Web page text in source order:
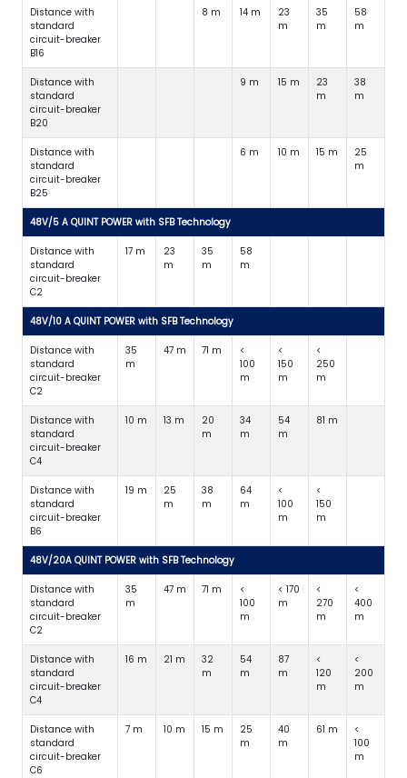
Distance with
standard
circuit-breaker
B16
8 m 14 m
23
m
35
m
58
m
Distance with
standard
circuit-breaker
B20
9 m 15 m
23
m
38
m
Distance with
standard
circuit-breaker
B25
6 m 10 m 15 m
25
m
48V/5 A QUINT POWER with SFB Technology
Distance with
standard
circuit-breaker
C2
17 m
23
m
35
m
58
m
48V/10 A QUINT POWER with SFB Technology
Distance with
standard
circuit-breaker
C2
35
m
47 m 71 m
<
100
m
<
150
m
<
250
m
Distance with
standard
circuit-breaker
C4
10 m 13 m
20
m
34
m
54
m
81 m
Distance with
standard
circuit-breaker
B6
19 m
25
m
38
m
64
m
<
100
m
<
150
m
48V/20A QUINT POWER with SFB Technology
Distance with
standard
circuit-breaker
C2
35
m
47 m 71 m
<
100
m
< 170
m
<
270
m
<
400
m
Distance with
standard
circuit-breaker
C4
16 m 21 m
32
m
54
m
87
m
<
120
m
<
200
m
Distance with
standard
circuit-breaker
C6
7 m 10 m 15 m
25
m
40
m
61 m
<
100
m